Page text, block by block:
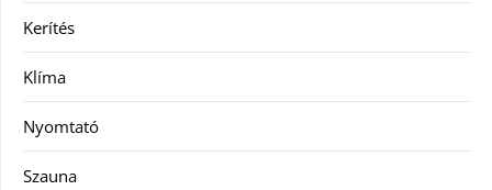
Kerítés
Klíma
Nyomtató
Szauna